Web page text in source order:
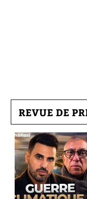
REVUE DE